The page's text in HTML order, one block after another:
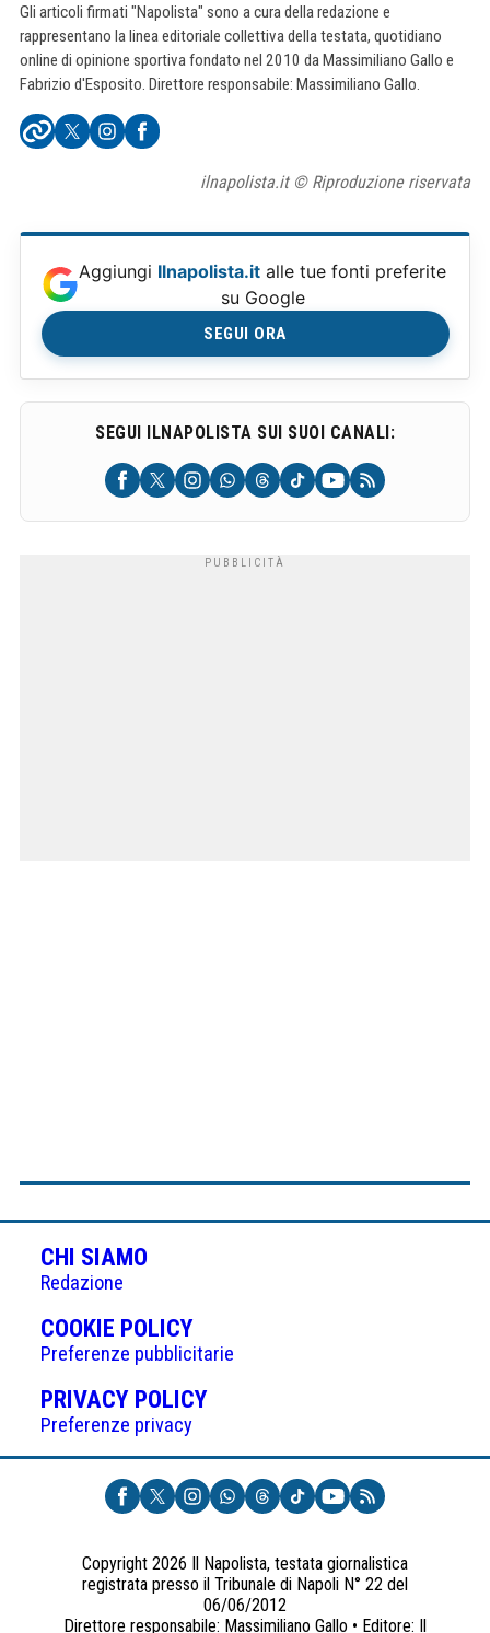
Gli articoli firmati "Napolista" sono a cura della redazione e
rappresentano la linea editoriale collettiva della testata, quotidiano
online di opinione sportiva fondato nel 2010 da Massimiliano Gallo e
Fabrizio d'Esposito. Direttore responsabile: Massimiliano Gallo.
ilnapolista.it © Riproduzione riservata
Aggiungi Ilnapolista.it alle tue fonti preferite
su Google
SEGUI ORA
SEGUI ILNAPOLISTA SUI SUOI CANALI:
CHI SIAMO
Redazione
COOKIE POLICY(APRE
IN
UNA
NUOVA
Preferenze pubblicitarie
PRIVACY POLICY(APRE
UNA
NUOVA
SCHEDA)
Preferenze privacy
Copyright 2026 Il Napolista, testata giornalistica
registrata presso il Tribunale di Napoli N° 22 del
06/06/2012
Direttore responsabile: Massimiliano Gallo • Editore: Il